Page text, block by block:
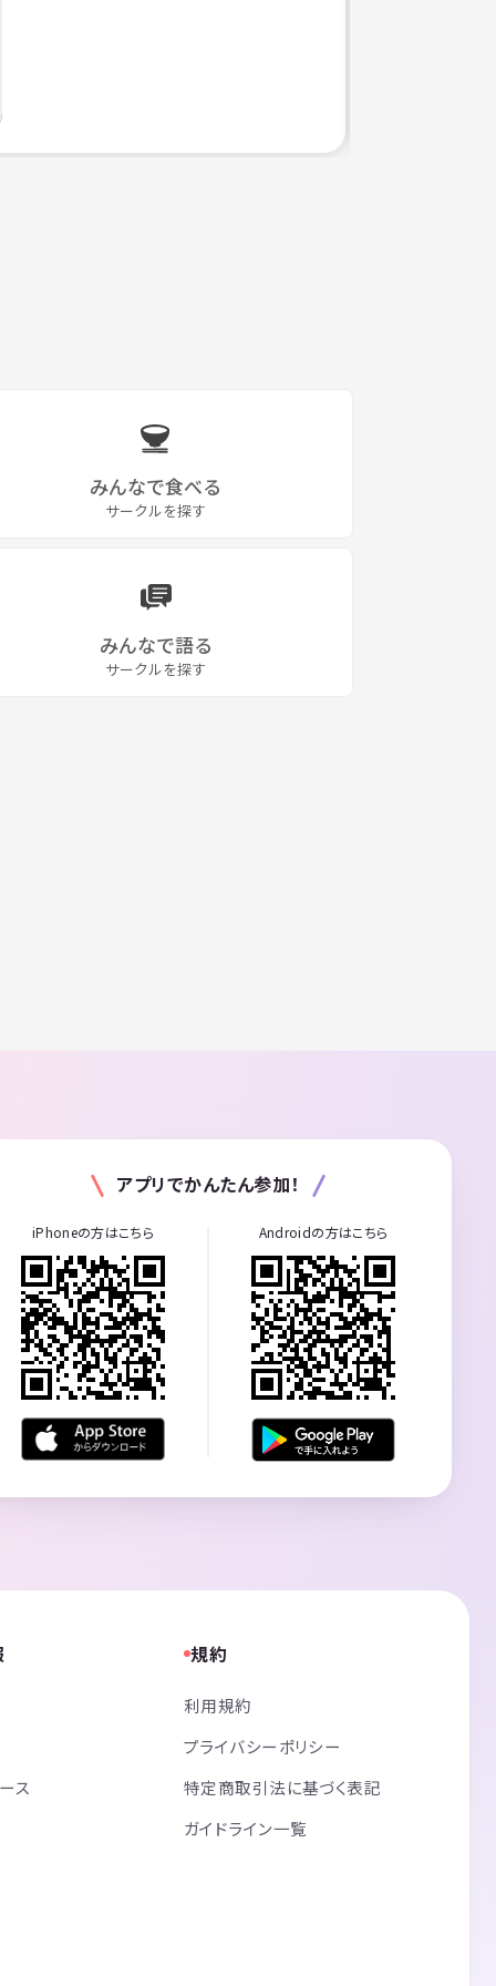
みんなで食べる
サークルを探す
みんなで語る
サークルを探す
アプリでかんたん参加！
iPhoneの方はこちら Androidの方はこちら
ス
規約
利用規約
プライバシーポリシー
特定商取引法に基づく表記
ガイドライン一覧